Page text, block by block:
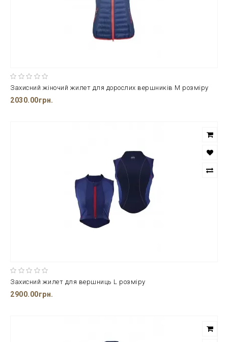
Захисний жіночий жилет для дорослих вершників М розміру
2030.00грн.
Захисний жилет для вершниць L розміру
2900.00грн.